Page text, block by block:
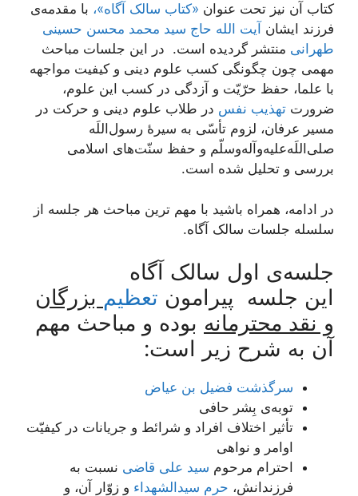
کتاب آن نیز تحت عنوان «کتاب سالک آگاه»، با مقدمه‌ی
فرزند ایشان آیت الله حاج سید محمد محسن حسینی
طهرانی منتشر گردیده است. در این جلسات مباحث
مهمی چون چگونگی کسب علوم دینی و کیفیت مواجهه
با علما، حفظ حرّیّت و آزدگی در کسب این علوم،
ضرورت تهذیب نفس در طلاب علوم دینی و حرکت در
مسیر عرفان، لزوم تأسّی به سیرۀ رسول‌اللَه
صلی‌اللَه‌علیه‌وآله‌وسلّم و حفظ سنّت‌های اسلامی
بررسی و تحلیل شده است.
در ادامه، همراه باشید با مهم ترین مباحث هر جلسه از
سلسله جلسات سالک آگاه.
جلسه‌ی اول سالک آگاه
این جلسه پیرامون تعظیم بزرگان
و نقد محترمانه بوده و مباحث مهم
آن به شرح زیر است:
سرگذشت فضیل بن عیاض
توبه‌ی بِشر حافی
تأثیر اختلاف افراد و شرائط و جریانات در کیفیّت
اوامر و نواهی
احترام مرحوم سید علی قاضی نسبت به
فرزندانش، حرم سیدالشهداء و زوّار آن، و